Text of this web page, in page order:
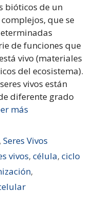
bióticos de un
que se
de funciones que
vivo (materiales
del ecosistema).
vivos están
diferente grado
más
,Seres Vivos
vivos,célula,ciclo
,